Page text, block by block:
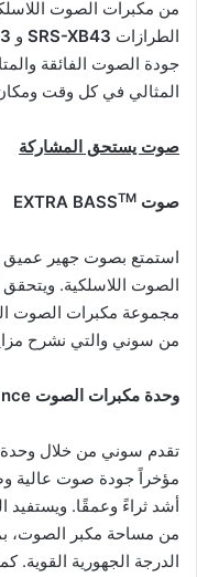
من مكبرات الصوت
الطرازات SRS-XB43 و
جودة الصوت الفائقة
المثالي في كل وقت ومكان
صوت يستحق المشاركة
صوت EXTRA BASSTM
استمتع بصوت جهير عميق
الصوت اللاسلكية.
مجموعة مكبرات الصوت
من سوني والتي نشرح
وحدة مكبرات الصوت
تقدم سوني من خلال
مؤخراً جودة صوت عالية
أشد ثراءً وعمقًا. ويستفيد
من مساحة مكبر الصوت،
الدرجة الجهورية القوية.